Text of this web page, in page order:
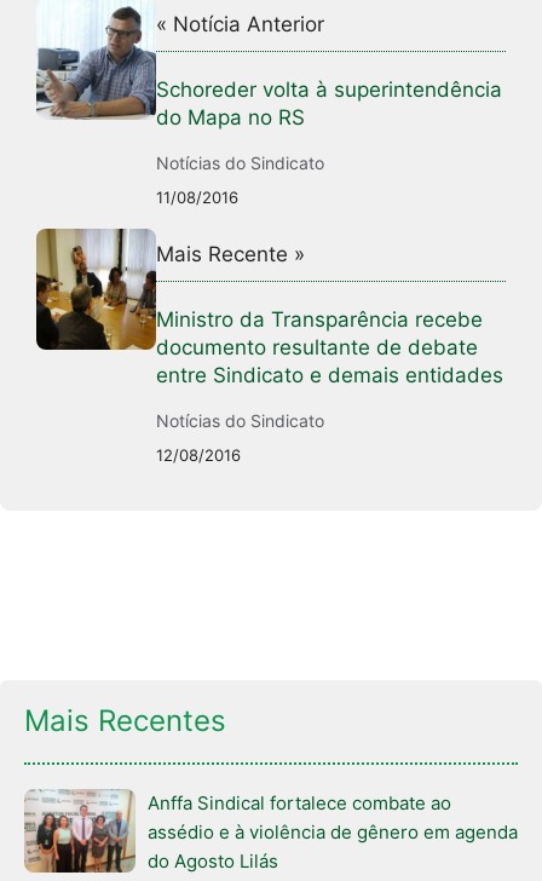
« Notícia Anterior
Schoreder volta à superintendência
do Mapa no RS
Notícias do Sindicato
11/08/2016
Mais Recente »
Ministro da Transparência recebe
documento resultante de debate
entre Sindicato e demais entidades
Notícias do Sindicato
12/08/2016
Mais Recentes
Anffa Sindical fortalece combate ao
assédio e à violência de gênero em agenda
do Agosto Lilás